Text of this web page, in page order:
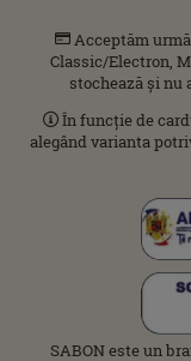
Acceptăm
Classic/Electron,
stochează și nu
În funcție de
alegând varianta
SABON este un